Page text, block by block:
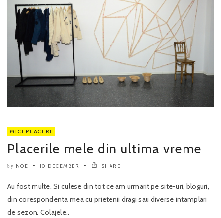
MICI PLACERI
Placerile mele din ultima vreme
by NOE 10 DECEMBER SHARE
Au fost multe. Si culese din tot ce am urmarit pe site-uri, bloguri,
din corespondenta mea cu prietenii dragi sau diverse intamplari
de sezon. Colajele..